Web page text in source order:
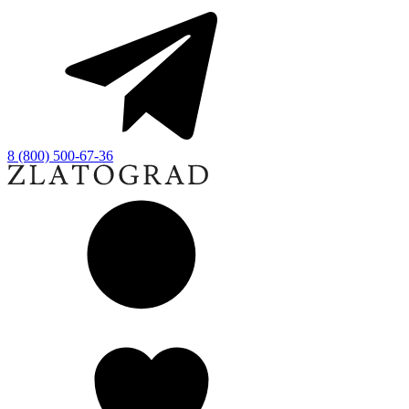
8 (800) 500-67-36